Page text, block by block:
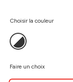
Choisir la couleur
Faire un choix